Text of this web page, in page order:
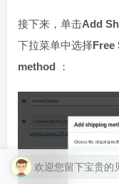
接下来，单击Add
下拉菜单中选择Free
method ：
欢迎您留下宝贵的